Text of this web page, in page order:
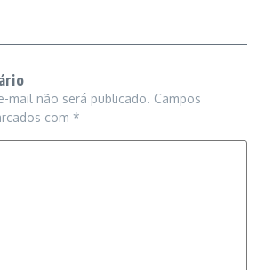
mail não será publicado. Campos
com *